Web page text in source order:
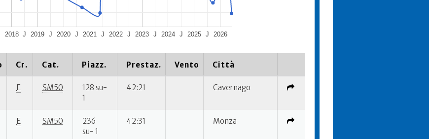
2018 2019 2020 2021 2022 2023 2024 2025 2026
J J J J J J J J
Cr. Cat. Piazz. Prestaz. Vento Città
E SM50
128 su-
1
42:21 Cavernago
E SM50
236
su- 1
42:31 Monza